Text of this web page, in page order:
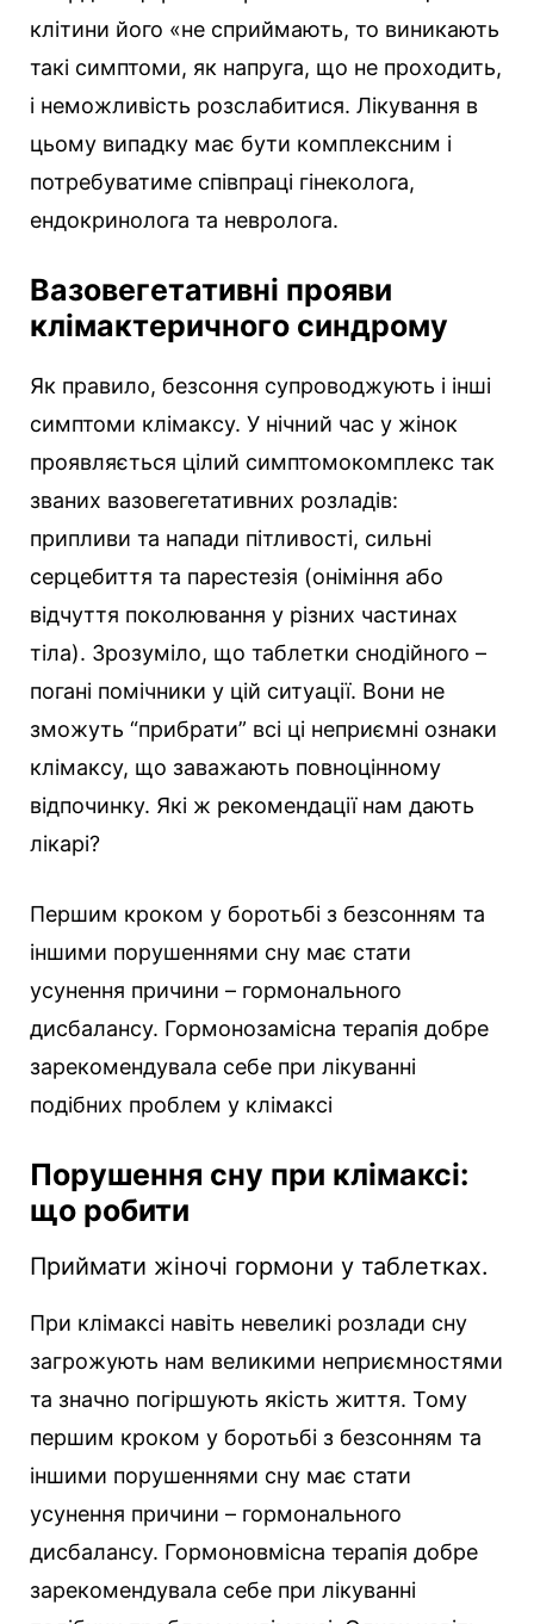
клітини його «не сприймають, то виникають
такі симптоми, як напруга, що не проходить,
і неможливість розслабитися. Лікування в
цьому випадку має бути комплексним і
потребуватиме співпраці гінеколога,
ендокринолога та невролога.
Вазовегетативні прояви
клімактеричного синдрому
Як правило, безсоння супроводжують і інші
симптоми клімаксу. У нічний час у жінок
проявляється цілий симптомокомплекс так
званих вазовегетативних розладів:
припливи та напади пітливості, сильні
серцебиття та парестезія (оніміння або
відчуття поколювання у різних частинах
тіла). Зрозуміло, що таблетки снодійного –
погані помічники у цій ситуації. Вони не
зможуть “прибрати” всі ці неприємні ознаки
клімаксу, що заважають повноцінному
відпочинку. Які ж рекомендації нам дають
лікарі?
Першим кроком у боротьбі з безсонням та
іншими порушеннями сну має стати
усунення причини – гормонального
дисбалансу. Гормонозамісна терапія добре
зарекомендувала себе при лікуванні
подібних проблем у клімаксі
Порушення сну при клімаксі:
що робити
Приймати жіночі гормони у таблетках.
При клімаксі навіть невеликі розлади сну
загрожують нам великими неприємностями
та значно погіршують якість життя. Тому
першим кроком у боротьбі з безсонням та
іншими порушеннями сну має стати
усунення причини – гормонального
дисбалансу. Гормоновмісна терапія добре
зарекомендувала себе при лікуванні